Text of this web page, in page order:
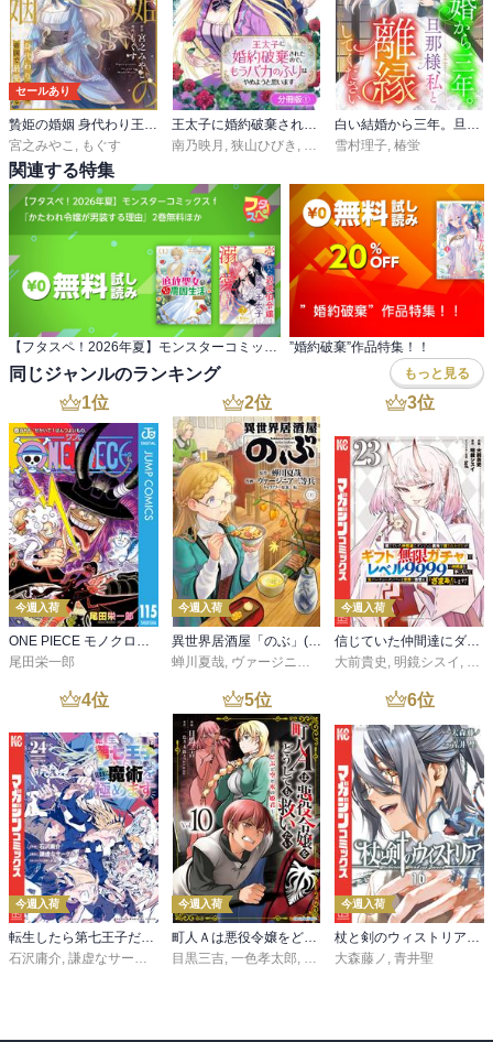
セールあり
贄姫の婚姻 身代わり王女は帝国で最愛となる
宮之みやこ , もぐす
王太子に婚約破棄されたので、もうバカのふりはやめようと思います【分冊版】
南乃映月 , 狭山ひびき , 硝音あや
白い結婚から三年。旦那様、私と離縁してください(話売り)
雪村理子, 椿蛍
関連する特集
【フタスペ！2026年夏】モンスターコミックスｆ 『かたわれ令嬢が男装する理由』2巻無料ほか ”婚約破棄”作品特集！！
同じジャンルのランキング もっと見る
1位
今週入荷
尾田栄一郎
2位
今週入荷
蝉川夏哉 ヴァージニア二等兵 ,転
3位
今週入荷
大前貴史 明鏡シスイ
4位
今週入荷
転生したら第七王子だったので、気ままに魔術を極めます（２４）
石沢庸介, 謙虚なサークル メル。
5位
今週入荷
町人Ａは悪役令嬢をどうしても救いたい ～どぶと空と氷の姫君～１０【電子書店共通特典イラスト付】
目黒三吉, 一色孝太郎, Parum
6位
今週入荷
杖と剣のウィストリア（１６）
大森藤ノ , 青井聖